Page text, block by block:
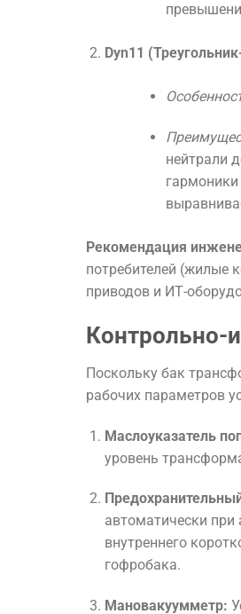
Dyn11
нейтрали
Рекомендация
потребителей (жилые
приводов и ИТ-
Контрольно-
Поскольку бак
рабочих параметров
Маслоуказатель
уровень
автоматически
внутреннего
гофробака.
Мановакуумметр: